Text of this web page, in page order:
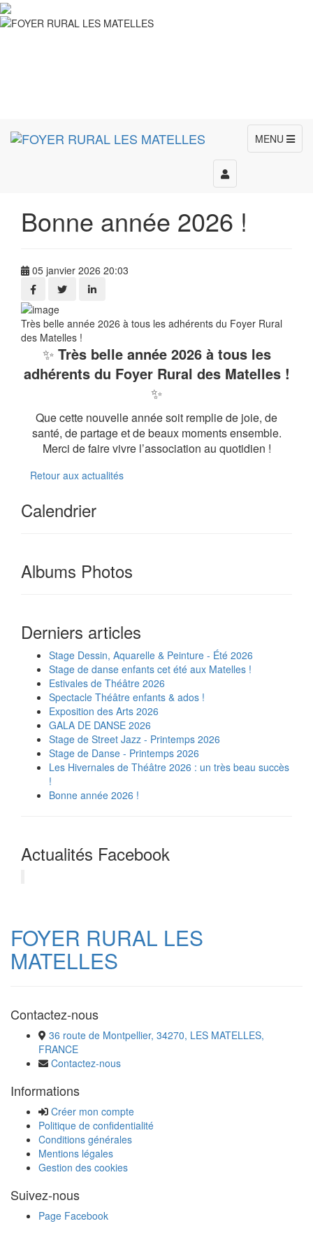
MENU
Toggle
navigation
Bonne année 2026 !
05 janvier 2026 20:03
Très belle année 2026 à tous les adhérents du Foyer Rural
des Matelles !
✨ Très belle année 2026 à tous les
adhérents du Foyer Rural des Matelles !
✨
Que cette nouvelle année soit remplie de joie, de
santé, de partage et de beaux moments ensemble.
Merci de faire vivre l’association au quotidien !
Retour aux actualités
Calendrier
Albums Photos
Derniers articles
Stage Dessin, Aquarelle & Peinture - Été 2026
Stage de danse enfants cet été aux Matelles !
Estivales de Théâtre 2026
Spectacle Théâtre enfants & ados !
Exposition des Arts 2026
GALA DE DANSE 2026
Stage de Street Jazz - Printemps 2026
Stage de Danse - Printemps 2026
Les Hivernales de Théâtre 2026 : un très beau succès
!
Bonne année 2026 !
Actualités Facebook
FOYER RURAL LES
MATELLES
Contactez-nous
36 route de Montpellier, 34270, LES MATELLES,
FRANCE
Contactez-nous
Informations
Créer mon compte
Politique de confidentialité
Conditions générales
Mentions légales
Gestion des cookies
Suivez-nous
Page Facebook